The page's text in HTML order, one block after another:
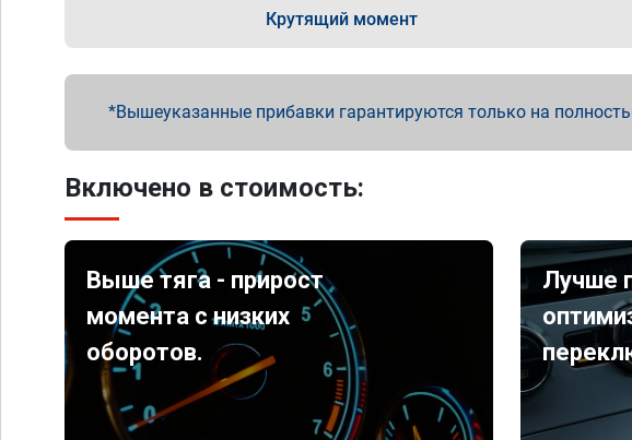
Крутящий момент
Вышеуказанные прибавки гарантируются только на
Включено в стоимость:
Выше тяга - прирост
момента с низких
оборотов.
Лучше